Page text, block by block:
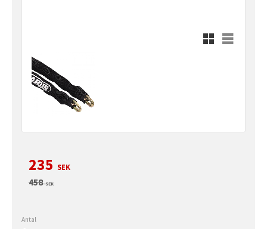
Rutnätsvy
Listvy
Nedsatt pris:
235 SEK
Ordinarie pris:
458SEK
Antal